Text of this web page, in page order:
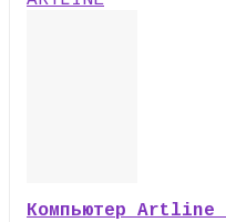
Компьютер Artline